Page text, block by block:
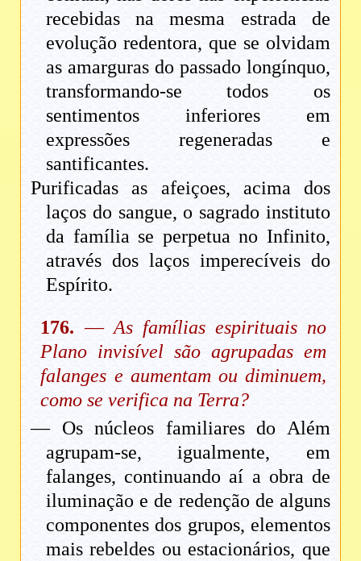
recebidas na mesma estrada de
evolução redentora, que se olvidam
as amarguras do passado longínquo,
transformando-se todos os
sentimentos inferiores em
expressões regeneradas e
santificantes.
Purificadas as afeiçoes, acima dos
laços do sangue, o sagrado instituto
da família se perpetua no Infinito,
através dos laços imperecíveis do
Espírito.
176. — As famílias espirituais no
Plano invisível são agrupadas em
falanges e aumentam ou diminuem,
como se verifica na Terra?
— Os núcleos familiares do Além
agrupam-se, igualmente, em
falanges, continuando aí a obra de
iluminação e de redenção de alguns
componentes dos grupos, elementos
mais rebeldes ou estacionários, que